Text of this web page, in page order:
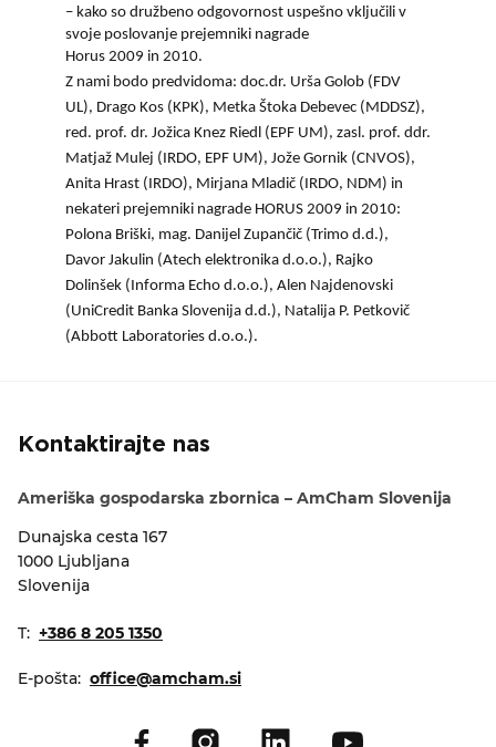
– kako so družbeno odgovornost uspešno vključili v
svoje poslovanje prejemniki nagrade
Horus 2009 in 2010.
Z nami bodo predvidoma: doc.dr. Urša Golob (FDV
UL), Drago Kos (KPK), Metka Štoka Debevec (MDDSZ),
red. prof. dr. Jožica Knez Riedl (EPF UM), zasl. prof. ddr.
Matjaž Mulej (IRDO, EPF UM), Jože Gornik (CNVOS),
Anita Hrast (IRDO), Mirjana Mladič (IRDO, NDM) in
nekateri prejemniki nagrade HORUS 2009 in 2010:
Polona Briški, mag. Danijel Zupančič (Trimo d.d.),
Davor Jakulin (Atech elektronika d.o.o.), Rajko
Dolinšek (Informa Echo d.o.o.), Alen Najdenovski
(UniCredit Banka Slovenija d.d.), Natalija P. Petkovič
(Abbott Laboratories d.o.o.).
Kontaktirajte nas
Ameriška gospodarska zbornica – AmCham Slovenija
Dunajska cesta 167
1000 Ljubljana
Slovenija
T: +386 8 205 1350
E-pošta: office@amcham.si